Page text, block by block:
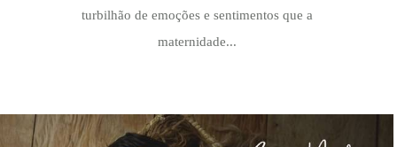
turbilhão de emoções e sentimentos que a
maternidade...